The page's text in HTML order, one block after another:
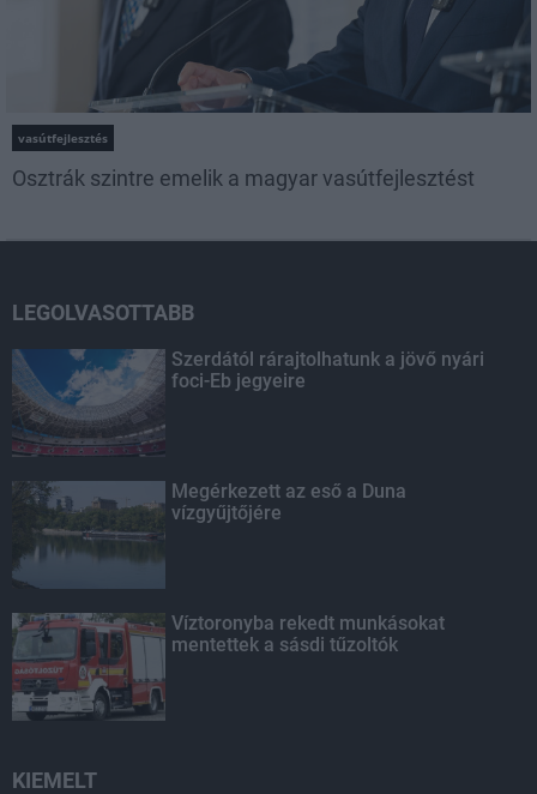
vasútfejlesztés
Osztrák szintre emelik a magyar vasútfejlesztést
LEGOLVASOTTABB
Szerdától rárajtolhatunk a jövő nyári
foci-Eb jegyeire
Megérkezett az eső a Duna
vízgyűjtőjére
Víztoronyba rekedt munkásokat
mentettek a sásdi tűzoltók
KIEMELT